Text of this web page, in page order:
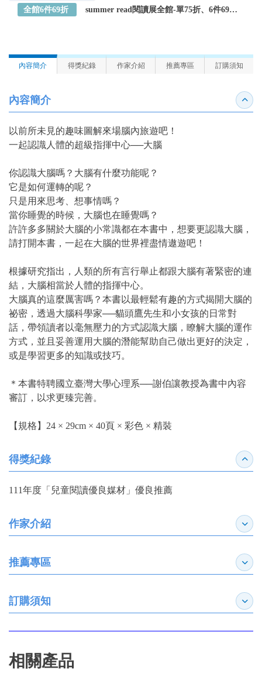
全館6件69折 summer read閱讀展全館-單75折、6件69折～全館任選
內容簡介 得獎紀錄 作家介紹 推薦專區 訂購須知
內容簡介 收合
以前所未見的趣味圖解來場腦內旅遊吧！
一起認識人體的超級指揮中心──大腦
你認識大腦嗎？大腦有什麼功能呢？
它是如何運轉的呢？
只是用來思考、想事情嗎？
當你睡覺的時候，大腦也在睡覺嗎？
許許多多關於大腦的小常識都在本書中，想要更認識大腦，
請打開本書，一起在大腦的世界裡盡情遨遊吧！
根據研究指出，人類的所有言行舉止都跟大腦有著緊密的連
結，大腦相當於人體的指揮中心。
大腦真的這麼厲害嗎？本書以最輕鬆有趣的方式揭開大腦的
祕密，透過大腦科學家──貓頭鷹先生和小女孩的日常對
話，帶領讀者以毫無壓力的方式認識大腦，瞭解大腦的運作
方式，並且妥善運用大腦的潛能幫助自己做出更好的決定，
或是學習更多的知識或技巧。
＊本書特聘國立臺灣大學心理系──謝伯讓教授為書中內容
審訂，以求更臻完善。
【規格】24 × 29cm × 40頁 × 彩色 × 精裝
得獎紀錄 收合
111年度「兒童閱讀優良媒材」優良推薦
作家介紹 展開
推薦專區 展開
訂購須知 展開
相關產品